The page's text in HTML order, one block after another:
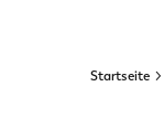
Startseite